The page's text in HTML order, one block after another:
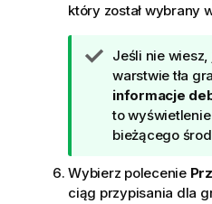
który został wybrany
W
s
k
a
z
w
k
Jeśli nie wiesz,
warstwie tła
informacje
to
bieżącego
Wybierz polecenie
ciąg przypisania dla